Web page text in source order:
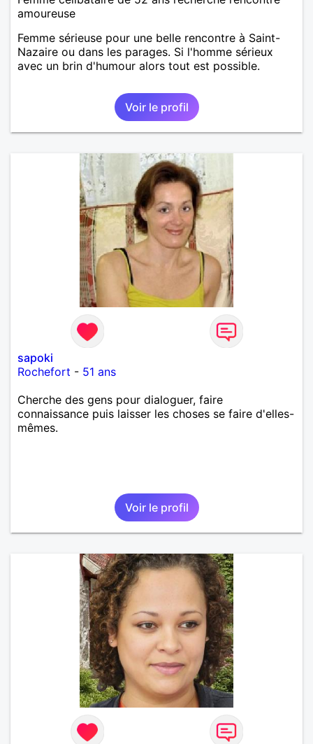
amoureuse
Femme sérieuse pour une belle rencontre à Saint-
Nazaire ou dans les parages. Si l'homme sérieux
avec un brin d'humour alors tout est possible.
Voir le profil
sapoki
Rochefort - 51 ans
Cherche des gens pour dialoguer, faire
connaissance puis laisser les choses se faire d'elles-
mêmes.
Voir le profil